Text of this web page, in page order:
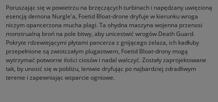
Poruszając się w powietrzu na brzęczących turbinach i napędzany uwięzioną
esencją demona Nurgle'a, Foetid Bloat-drone dryfuje w kierunku wroga
niczym opancerzona mucha plagi. Ta ohydna maszyna wojenna przenosi
monstrualną broń na pole bitwy, aby unicestwić wrogów Death Guard.
Pokryte rdzewiejącymi płytami pancerza z gnijącego żelaza, ich kadłuby
przepełnione są zwiotczałym plugastwem, Foetid Bloat-drony mogą
wytrzymać potworne ilości ciosów i nadal walczyć. Zostały zaprojektowane
tak, by unosić się w pobliżu, leniwie dryfując po najbardziej zdradliwym
terenie i zapewniając wsparcie ogniowe.